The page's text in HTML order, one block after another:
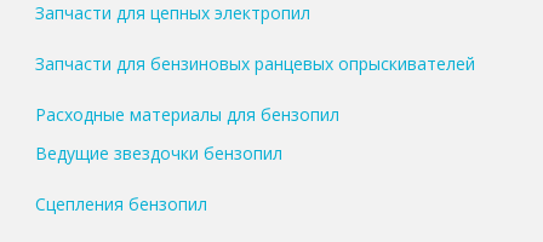
Запчасти для цепных электропил
Запчасти для бензиновых ранцевых опрыскивателей
Расходные материалы для бензопил
Ведущие звездочки бензопил
Сцепления бензопил